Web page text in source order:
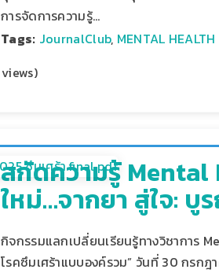
การจัดการความรู้…
Tags: JournalClub, MENTAL
views)
สกัดความรู้ Mental
ใหม่…จากยา สู่ใจ:
กิจกรรมแลกเปลี่ยนเรียนรู้ทางวิชาการ
โรคซึมเศร้าแบบองค์รวม” วันที่ 30 กร